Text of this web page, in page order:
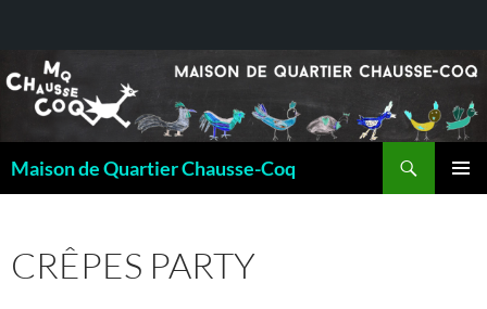
Maison de Quartier Chausse-Coq
CRÊPES PARTY